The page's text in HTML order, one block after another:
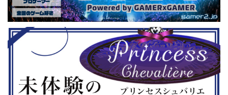
１＆２セット』
ションホラーゲー
す。 ◆『鉄拳8
PS5） ...
なるそうです。トークセッションに登
場しますよ。 この記事のポイント ・
大会参加者は60歳以上 ・3地区で予
選あり。予選は8月24日、25日と9月
22日。本戦は9月22日（事前エ ...
ル」
登場
リロ
は、
ンド
...